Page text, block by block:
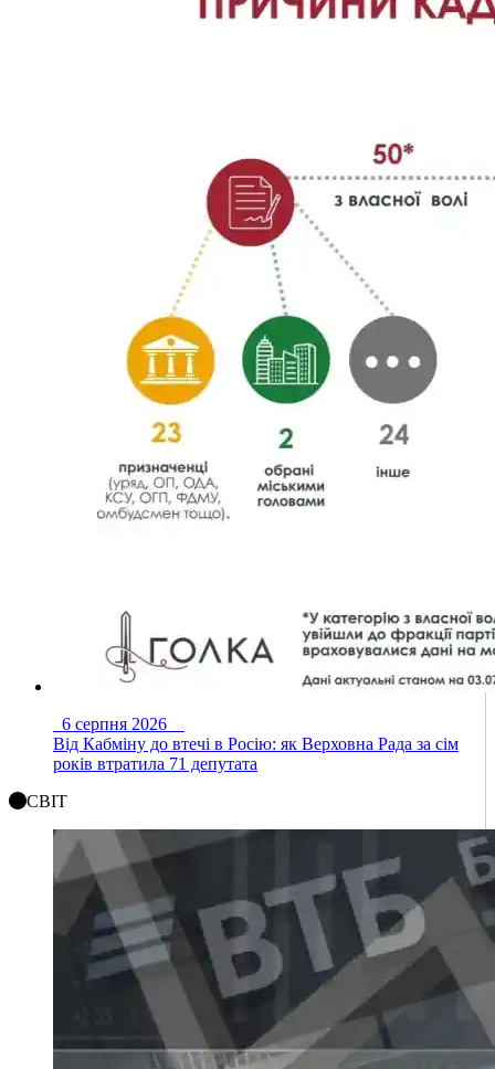
6 серпня 2026
Від Кабміну до втечі в Росію: як Верховна Рада за сім
років втратила 71 депутата
СВІТ